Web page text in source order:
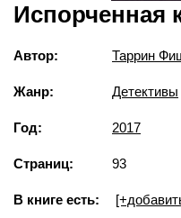
Испорченная
Автор: Таррин
Жанр: Детективы
Год: 2017
Страниц: 93
В книге есть: